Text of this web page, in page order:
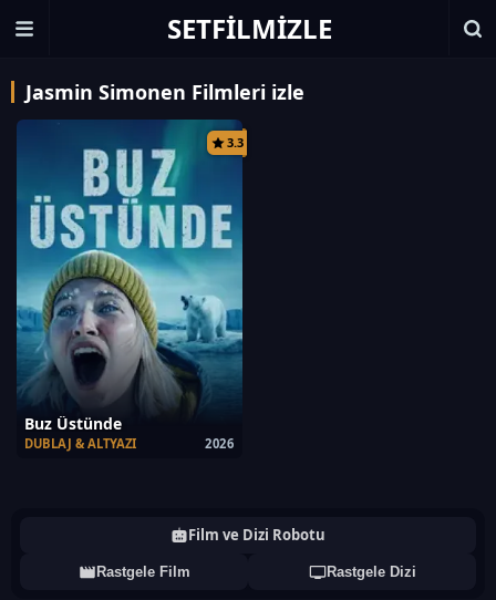
SETFILMIZLE
Jasmin Simonen Filmleri izle
3.3
Buz Üstünde
2026
DUBLAJ & ALTYAZI
Film ve Dizi Robotu
Rastgele Film Rastgele Dizi